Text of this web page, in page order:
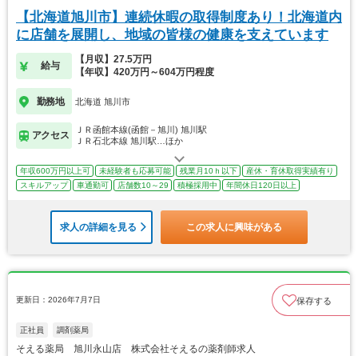
【北海道旭川市】連続休暇の取得制度あり！北海道内
に店舗を展開し、地域の皆様の健康を支えています
給与
【月収】27.5万円
【年収】420万円～604万円程度
勤務地 北海道 旭川市
アクセス
ＪＲ函館本線(函館－旭川) 旭川駅
ＪＲ石北本線 旭川駅…ほか
年収600万円以上可 未経験者も応募可能 残業月10ｈ以下
産休・育休取得実績有り
スキルアップ
車通勤可 店舗数10～29 積極採用中 年間休日120日以上
求人の詳細を見る この求人に興味がある
更新日：2026年7月7日 保存する
正社員 調剤薬局
そえる薬局 旭川永山店 株式会社そえるの薬剤師求人